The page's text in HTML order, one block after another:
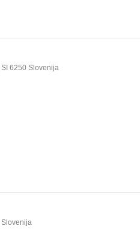
SI 6250 Slovenija
Slovenija